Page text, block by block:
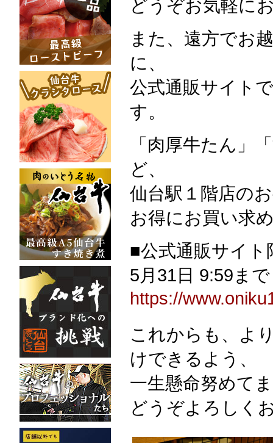
どうぞお気軽に
また、遠方でお
に、
公式通販サイト
す。
「肉厚牛たん」
ど、
仙台駅１階店の
お得にお買い求
■公式通販サイ
5月31日 9:59まで
https://
これからも、よ
けできるよう、
一生懸命努めて
どうぞよろしく